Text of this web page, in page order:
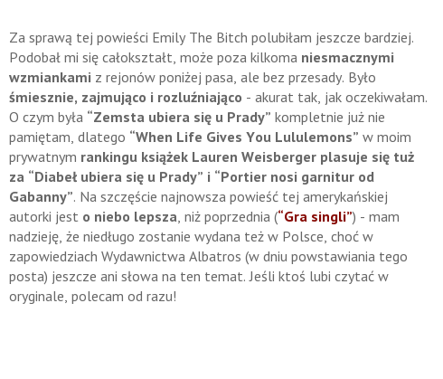
Za sprawą tej powieści Emily The Bitch polubiłam jeszcze bardziej.
Podobał mi się całokształt, może poza kilkoma niesmacznymi
wzmiankami z rejonów poniżej pasa, ale bez przesady. Było
śmiesznie, zajmująco i rozluźniająco - akurat tak, jak oczekiwałam.
O czym była “Zemsta ubiera się u Prady” kompletnie już nie
pamiętam, dlatego “When Life Gives You Lululemons” w moim
prywatnym rankingu książek Lauren Weisberger plasuje się tuż
za “Diabeł ubiera się u Prady” i “Portier nosi garnitur od
Gabanny”. Na szczęście najnowsza powieść tej amerykańskiej
autorki jest o niebo lepsza , niż poprzednia (“Gra singli”) - mam
nadzieję, że niedługo zostanie wydana też w Polsce, choć w
zapowiedziach Wydawnictwa Albatros (w dniu powstawiania tego
posta) jeszcze ani słowa na ten temat. Jeśli ktoś lubi czytać w
oryginale, polecam od razu!